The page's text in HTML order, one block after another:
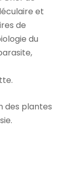
et
de
du
des plantes